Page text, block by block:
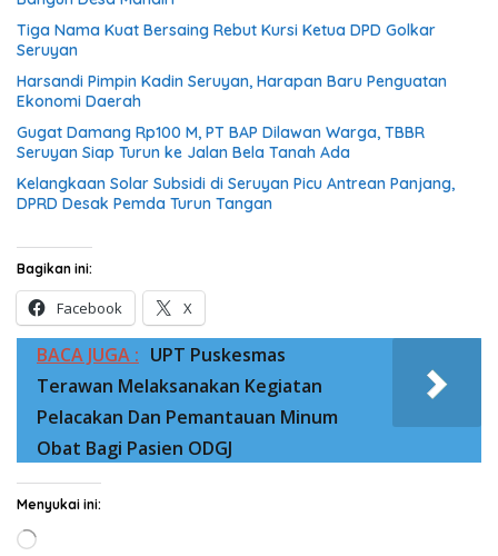
Tiga Nama Kuat Bersaing Rebut Kursi Ketua DPD Golkar
Seruyan
Harsandi Pimpin Kadin Seruyan, Harapan Baru Penguatan
Ekonomi Daerah
Gugat Damang Rp100 M, PT BAP Dilawan Warga, TBBR
Seruyan Siap Turun ke Jalan Bela Tanah Ada
Kelangkaan Solar Subsidi di Seruyan Picu Antrean Panjang,
DPRD Desak Pemda Turun Tangan
Bagikan ini:
Facebook X
BACA JUGA : UPT Puskesmas
Terawan Melaksanakan Kegiatan
Pelacakan Dan Pemantauan Minum
Obat Bagi Pasien ODGJ
Menyukai ini:
Memuat...